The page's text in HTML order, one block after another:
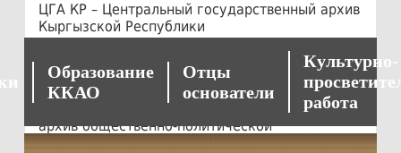
ЦГА КР – Центральный государственный архив
Кыргызской Республики
ЦГА КФФД КР – Центральный государственный
архив кинофотофонодокументов Кыргызской
Республики
ЦГА ОПД КР – Центральный государственный
архив общественно-политической
документации Кыргызской Республики
Образование
ККАО
Отцы
основатели
Культурно-
работа